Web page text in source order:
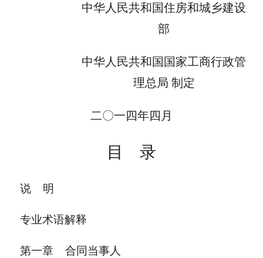
中华人民共和国住房和城乡建设
部
中华人民共和国国家工商行政管
理总局 制定
二〇一四年四月
目 录
说 明
专业术语解释
第一章 合同当事人